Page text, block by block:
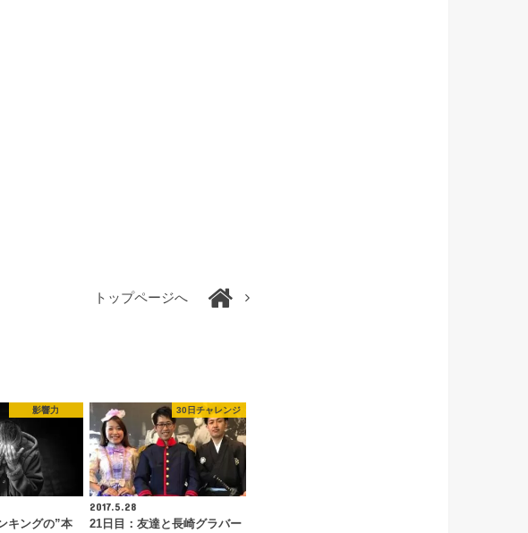
トップページへ
影響力
キングの”本
30日チャレンジ
2017.5.28
21日目：友達と長崎グラバー